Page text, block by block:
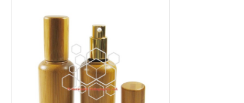
Verpackungstrends.